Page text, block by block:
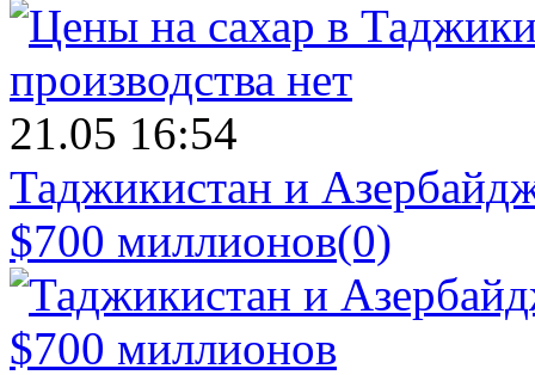
21.05 16:54
Таджикистан и
$700 миллионов(0)